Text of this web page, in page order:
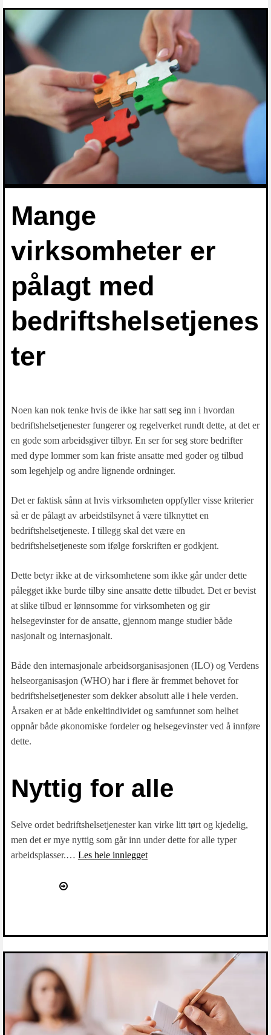
Mange
virksomheter er
pålagt med
bedriftshelsetjenes
ter
Noen kan nok tenke hvis de ikke har satt seg inn i hvordan
bedriftshelsetjenester fungerer og regelverket rundt dette, at det er
en gode som arbeidsgiver tilbyr. En ser for seg store bedrifter
med dype lommer som kan friste ansatte med goder og tilbud
som legehjelp og andre lignende ordninger.
Det er faktisk sånn at hvis virksomheten oppfyller visse kriterier
så er de pålagt av arbeidstilsynet å være tilknyttet en
bedriftshelsetjeneste. I tillegg skal det være en
bedriftshelsetjeneste som ifølge forskriften er godkjent.
Dette betyr ikke at de virksomhetene som ikke går under dette
pålegget ikke burde tilby sine ansatte dette tilbudet. Det er bevist
at slike tilbud er lønnsomme for virksomheten og gir
helsegevinster for de ansatte, gjennom mange studier både
nasjonalt og internasjonalt.
Både den internasjonale arbeidsorganisasjonen (ILO) og Verdens
helseorganisasjon (WHO) har i flere år fremmet behovet for
bedriftshelsetjenester som dekker absolutt alle i hele verden.
Årsaken er at både enkeltindividet og samfunnet som helhet
oppnår både økonomiske fordeler og helsegevinster ved å innføre
dette.
Nyttig for alle
Selve ordet bedriftshelsetjenester kan virke litt tørt og kjedelig,
men det er mye nyttig som går inn under dette for alle typer
arbeidsplasser.… Les hele innlegget